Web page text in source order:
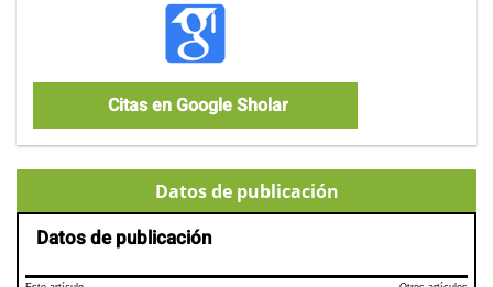
Citas en Google Sholar
Datos de publicación
Datos de publicación